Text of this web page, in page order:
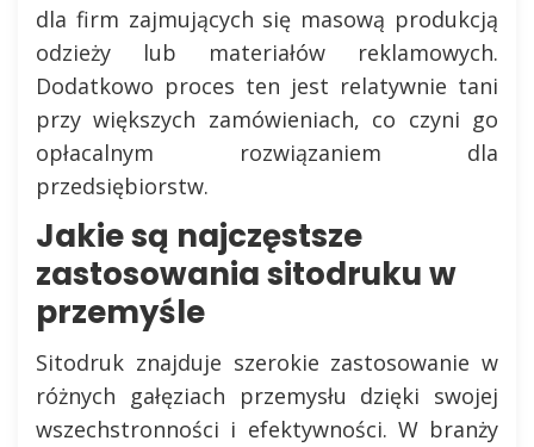
dla firm zajmujących się masową produkcją
odzieży lub materiałów reklamowych.
Dodatkowo proces ten jest relatywnie tani
przy większych zamówieniach, co czyni go
opłacalnym rozwiązaniem dla
przedsiębiorstw.
Jakie są najczęstsze
zastosowania sitodruku w
przemyśle
Sitodruk znajduje szerokie zastosowanie w
różnych gałęziach przemysłu dzięki swojej
wszechstronności i efektywności. W branży